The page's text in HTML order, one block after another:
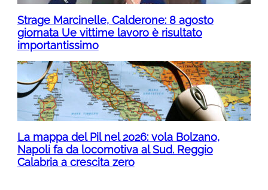
Strage Marcinelle, Calderone: 8 agosto
giornata Ue vittime lavoro è risultato
importantissimo
La mappa del Pil nel 2026: vola Bolzano,
Napoli fa da locomotiva al Sud. Reggio
Calabria a crescita zero